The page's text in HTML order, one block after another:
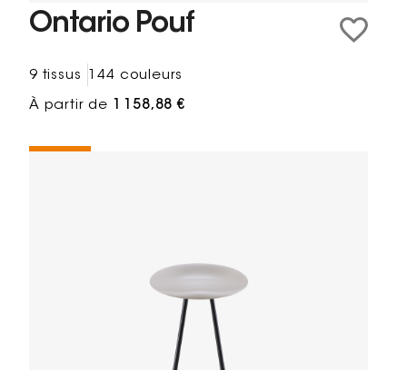
Ontario Pouf
9 tissus 144 couleurs
À partir de 1 158,88 €